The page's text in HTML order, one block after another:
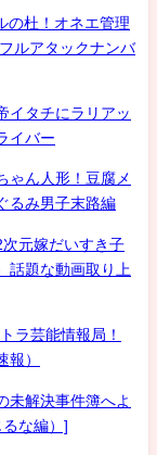
の杜！オネエ管理
ルアタックナンバ
イタチにラリアッ
イバー
ゃん人形！豆腐メ
るみ男子末路編
元嫁だいすき子
話題な動画取り上
ラ芸能情報局！
報）
未解決事件簿へよ
な編）]